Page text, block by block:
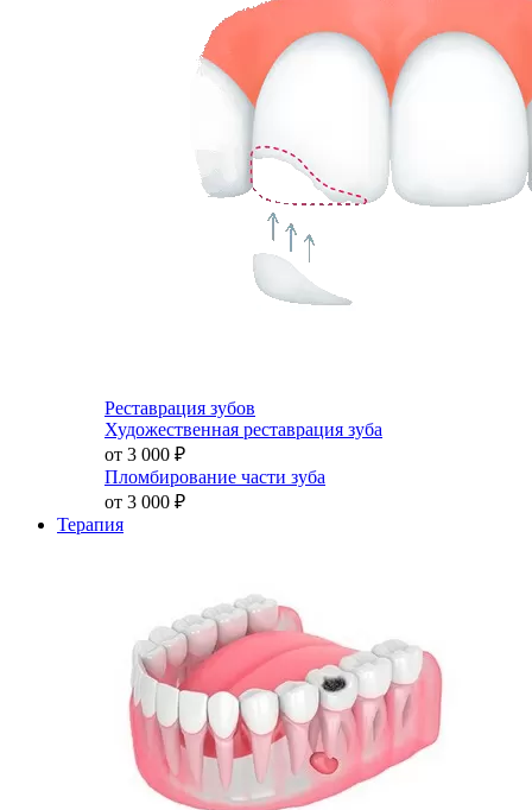
Реставрация зубов
Художественная реставрация зуба
от 3 000 ₽
Пломбирование части зуба
от 3 000 ₽
Терапия